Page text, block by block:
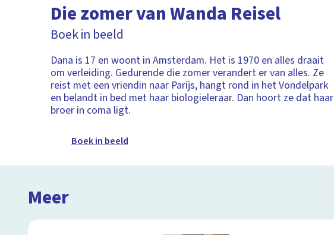
Die zomer van Wanda Reisel
Boek in beeld
Dana is 17 en woont in Amsterdam. Het is 1970 en alles draait
om verleiding. Gedurende die zomer verandert er van alles. Ze
reist met een vriendin naar Parijs, hangt rond in het Vondelpark
en belandt in bed met haar biologieleraar. Dan hoort ze dat haar
broer in coma ligt.
Boek in beeld
Meer